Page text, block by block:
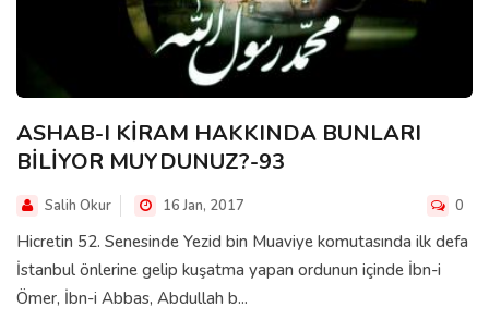
ASHAB-I KİRAM HAKKINDA BUNLARI
BİLİYOR MUYDUNUZ?-93
Salih Okur 16 Jan, 2017 0
Hicretin 52. Senesinde Yezid bin Muaviye komutasında ilk defa
İstanbul önlerine gelip kuşatma yapan ordunun içinde İbn-i
Ömer, İbn-i Abbas, Abdullah b...